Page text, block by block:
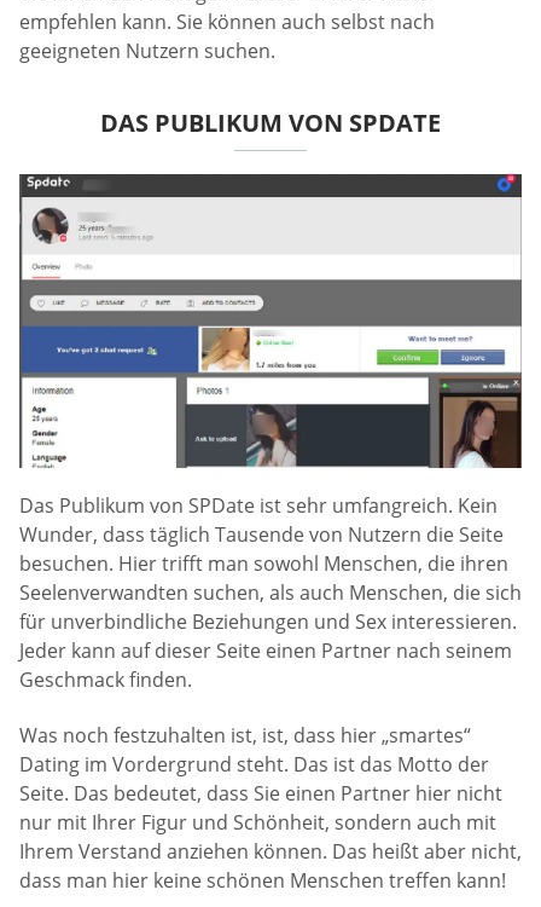
empfehlen kann. Sie können auch selbst nach
geeigneten Nutzern suchen.
DAS PUBLIKUM VON SPDATE
Das Publikum von SPDate ist sehr umfangreich. Kein
Wunder, dass täglich Tausende von Nutzern die Seite
besuchen. Hier trifft man sowohl Menschen, die ihren
Seelenverwandten suchen, als auch Menschen, die sich
für unverbindliche Beziehungen und Sex interessieren.
Jeder kann auf dieser Seite einen Partner nach seinem
Geschmack finden.
Was noch festzuhalten ist, ist, dass hier „smartes“
Dating im Vordergrund steht. Das ist das Motto der
Seite. Das bedeutet, dass Sie einen Partner hier nicht
nur mit Ihrer Figur und Schönheit, sondern auch mit
Ihrem Verstand anziehen können. Das heißt aber nicht,
dass man hier keine schönen Menschen treffen kann!